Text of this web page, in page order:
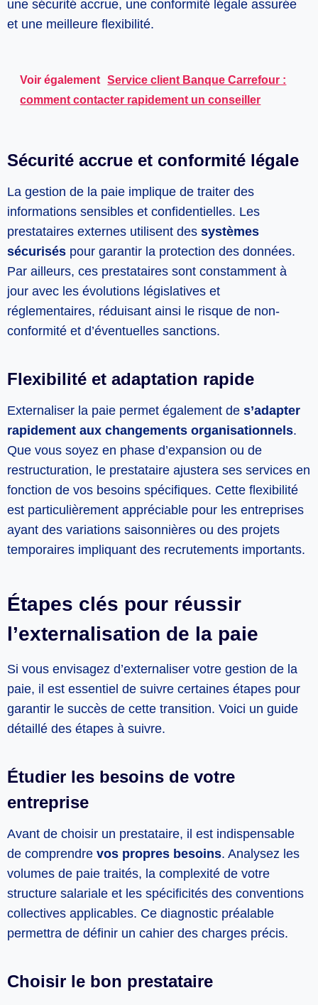
une sécurité accrue, une conformité légale assurée
et une meilleure flexibilité.
Voir également Service client Banque Carrefour :
comment contacter rapidement un conseiller
Sécurité accrue et conformité légale
La gestion de la paie implique de traiter des
informations sensibles et confidentielles. Les
prestataires externes utilisent dessystèmes
sécurisés pour garantir la protection des données.
Par ailleurs, ces prestataires sont constamment à
jour avec les évolutions législatives et
réglementaires, réduisant ainsi le risque de non-
conformité et d’éventuelles sanctions.
Flexibilité et adaptation rapide
Externaliser la paie permet également des’adapter
rapidement aux changements organisationnels.
Que vous soyez en phase d’expansion ou de
restructuration, le prestataire ajustera ses services en
fonction de vos besoins spécifiques. Cette flexibilité
est particulièrement appréciable pour les entreprises
ayant des variations saisonnières ou des projets
temporaires impliquant des recrutements importants.
Étapes clés pour réussir
l’externalisation de la paie
Si vous envisagez d’externaliser votre gestion de la
paie, il est essentiel de suivre certaines étapes pour
garantir le succès de cette transition. Voici un guide
détaillé des étapes à suivre.
Étudier les besoins de votre
entreprise
Avant de choisir un prestataire, il est indispensable
de comprendrevos propres besoins. Analysez les
volumes de paie traités, la complexité de votre
structure salariale et les spécificités des conventions
collectives applicables. Ce diagnostic préalable
permettra de définir un cahier des charges précis.
Choisir le bon prestataire